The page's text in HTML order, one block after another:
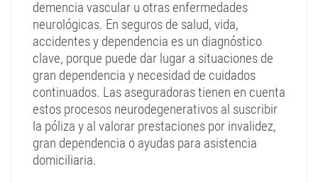
demencia vascular u otras enfermedades
neurológicas. En seguros de salud, vida,
accidentes y dependencia es un diagnóstico
clave, porque puede dar lugar a situaciones de
gran dependencia y necesidad de cuidados
continuados. Las aseguradoras tienen en cuenta
estos procesos neurodegenerativos al suscribir
la póliza y al valorar prestaciones por invalidez,
gran dependencia o ayudas para asistencia
domiciliaria.